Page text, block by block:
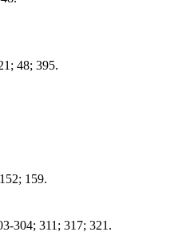
48; 395.
159.
304; 311; 317; 321.